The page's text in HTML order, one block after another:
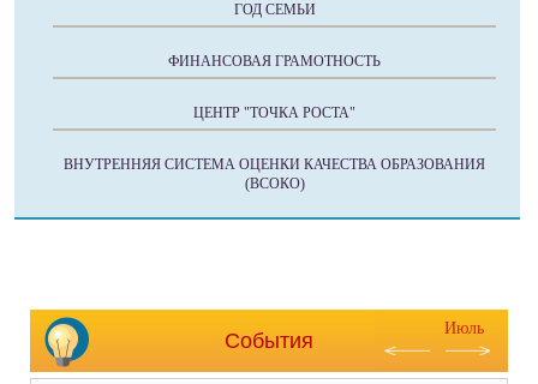
ГОД СЕМЬИ
ФИНАНСОВАЯ ГРАМОТНОСТЬ
ЦЕНТР "ТОЧКА РОСТА"
ВНУТРЕННЯЯ СИСТЕМА ОЦЕНКИ КАЧЕСТВА ОБРАЗОВАНИЯ
(ВСОКО)
События
Июль